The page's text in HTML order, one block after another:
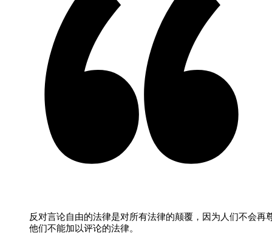
反对言论自由的法律是对所有法律的颠覆，因为人们不会再
他们不能加以评论的法律。